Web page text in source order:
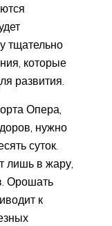
тщательно
которые
развития.
Опера,
нужно
суток.
лишь в жару,
Орошать
к